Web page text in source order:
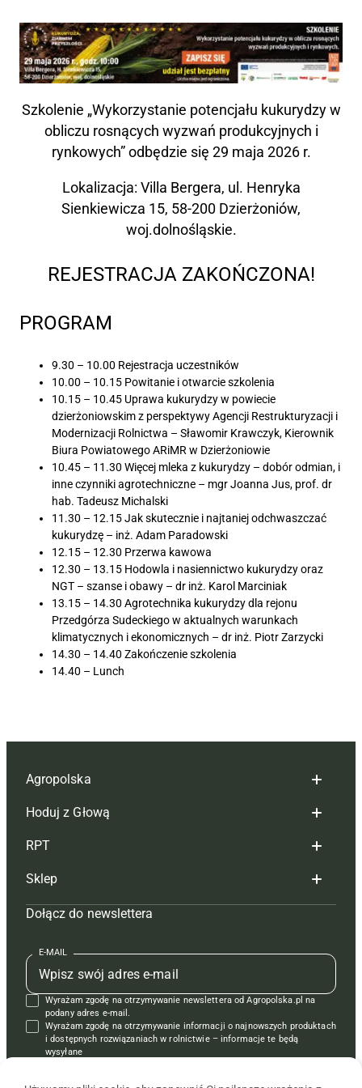
Szkolenie „Wykorzystanie potencjału kukurydzy w
obliczu rosnących wyzwań produkcyjnych i
rynkowych” odbędzie się 29 maja 2026 r.
Lokalizacja: Villa Bergera, ul. Henryka
Sienkiewicza 15, 58-200 Dzierżoniów,
woj.dolnośląskie.
REJESTRACJA ZAKOŃCZONA!
PROGRAM
9.30 – 10.00 Rejestracja uczestników
10.00 – 10.15 Powitanie i otwarcie szkolenia
10.15 – 10.45 Uprawa kukurydzy w powiecie
dzierżoniowskim z perspektywy Agencji Restrukturyzacji i
Modernizacji Rolnictwa – Sławomir Krawczyk, Kierownik
Biura Powiatowego ARiMR w Dzierżoniowie
10.45 – 11.30 Więcej mleka z kukurydzy – dobór odmian, i
inne czynniki agrotechniczne – mgr Joanna Jus, prof. dr
hab. Tadeusz Michalski
11.30 – 12.15 Jak skutecznie i najtaniej odchwaszczać
kukurydzę – inż. Adam Paradowski
12.15 – 12.30 Przerwa kawowa
12.30 – 13.15 Hodowla i nasiennictwo kukurydzy oraz
NGT – szanse i obawy – dr inż. Karol Marciniak
13.15 – 14.30 Agrotechnika kukurydzy dla rejonu
Przedgórza Sudeckiego w aktualnych warunkach
klimatycznych i ekonomicznych – dr inż. Piotr Zarzycki
14.30 – 14.40 Zakończenie szkolenia
14.40 – Lunch
Agropolska
Redakcja
Reklama
Tagi
Mapa serwisu
Kontakt
Regulamin
Polityka prywatności
Hoduj z Głową
Hoduj z głową bydło
Hoduj z głową świnie
Prenumerata
Redakcja
Kontakt
Reklama
RPT
Redakcja
Prenumerata
Reklama
Kontakt
Krzyżówki
Sklep
Czasopisma i prenumerata
Książki
Regulamin
Dołącz do newslettera
E-MAIL
Wyrażam zgodę na otrzymywanie newslettera od Agropolska.pl na
podany adres e-mail.
Wyrażam zgodę na otrzymywanie informacji o najnowszych produktach
i dostępnych rozwiązaniach w rolnictwie – informacje te będą
wysyłane